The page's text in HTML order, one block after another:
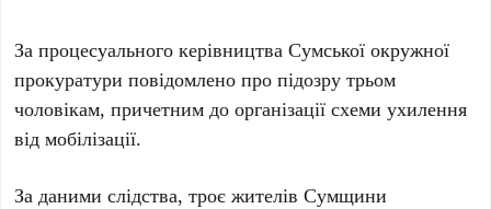
За процесуального керівництва Сумської окружної
прокуратури повідомлено про підозру трьом
чоловікам, причетним до організації схеми ухилення
від мобілізації.
За даними слідства, троє жителів Сумщини